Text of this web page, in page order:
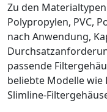
Zu den
Polypropylen, PVC,
nach Anwendung,
passende
beliebte Modelle wie
Slimline-